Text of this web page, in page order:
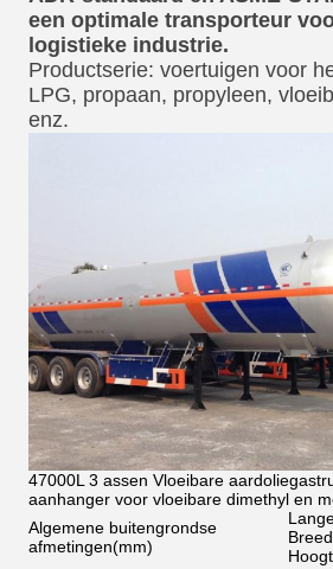
een optimale transporteur
logistieke industrie.
Productserie: voertuigen voor
LPG, propaan, propyleen,
enz.
47000L 3 assen Vloeibare
aanhanger voor vloeibare dimethyl en
Algemene buitengrondse
afmetingen(mm)